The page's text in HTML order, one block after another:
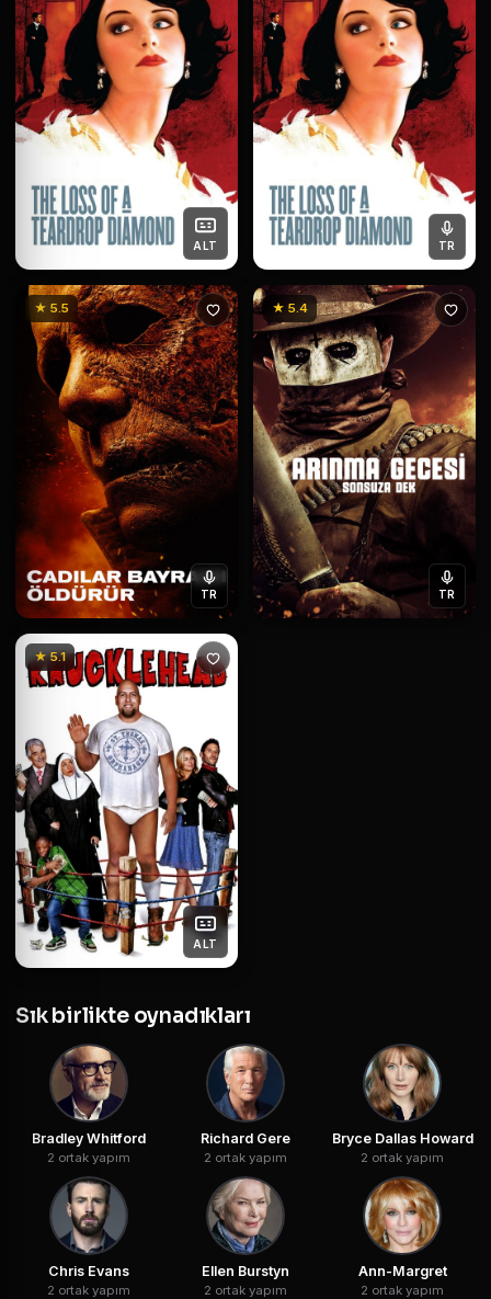
ALT TR
★ 5.5
TR
★ 5.4
TR
★ 5.1
ALT
Sık birlikte oynadıkları
Bradley Whitford
2 ortak yapım
Richard Gere
2 ortak yapım
Bryce Dallas Howard
2 ortak yapım
Chris Evans
2 ortak yapım
Ellen Burstyn
2 ortak yapım
Ann-Margret
2 ortak yapım